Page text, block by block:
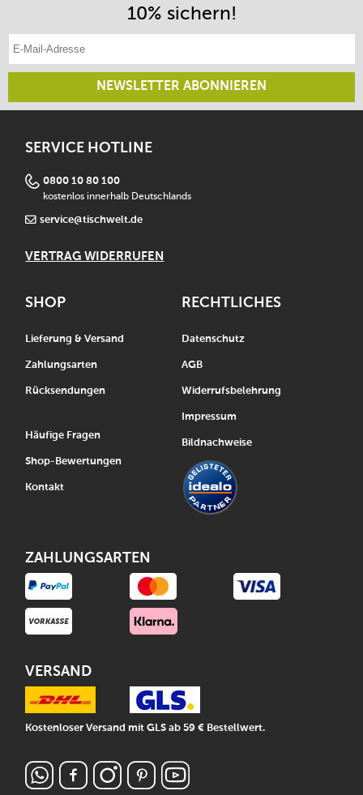
10% sichern!
E-Mail-Adresse eintragen
NEWSLETTER ABONNIEREN
SERVICE HOTLINE
0800 10 80 100
kostenlos innerhalb Deutschlands
service@tischwelt.de
VERTRAG WIDERRUFEN
SHOP
Lieferung & Versand
Zahlungsarten
Rücksendungen
Häufige Fragen
Shop-Bewertungen
Kontakt
RECHTLICHES
Datenschutz
AGB
Widerrufsbelehrung
Impressum
Bildnachweise
ZAHLUNGSARTEN
VERSAND
Kostenloser Versand mit GLS ab 59 € Bestellwert.